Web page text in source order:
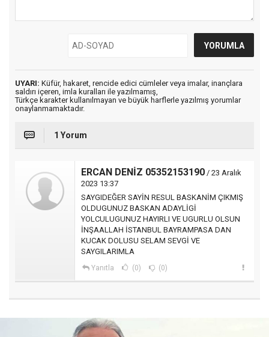
UYARI: Küfür, hakaret, rencide edici cümleler veya imalar, inançlara
saldırı içeren, imla kuralları ile yazılmamış,
Türkçe karakter kullanılmayan ve büyük harflerle yazılmış yorumlar
onaylanmamaktadır.
1 Yorum
ERCAN DENİZ 05352153190 / 23 Aralık
2023 13:37
SAYGIDEĞER SAYİN RESUL BASKANİM ÇIKMIŞ
OLDUGUNUZ BASKAN ADAYLİGİ
YOLCULUGUNUZ HAYIRLI VE UGURLU OLSUN
İNŞAALLAH İSTANBUL BAYRAMPASA DAN
KUCAK DOLUSU SELAM SEVGİ VE
SAYGILARIMLA
Yanıtla (0) (0)